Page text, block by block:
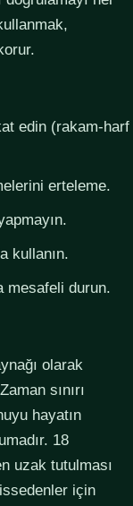
edin (rakam-harf
erteleme.
kullanın.
mesafeli durun.
olarak
sınırı
hayatın
18
uzak tutulması
için